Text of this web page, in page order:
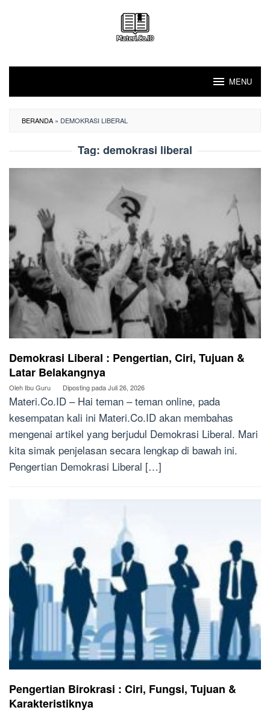
MENU
BERANDA » DEMOKRASI LIBERAL
Tag: demokrasi liberal
Demokrasi Liberal : Pengertian, Ciri, Tujuan &
Latar Belakangnya
Oleh Ibu Guru Diposting padaJuli 26, 2026
Materi.Co.ID – Hai teman – teman online, pada
kesempatan kali ini Materi.Co.ID akan membahas
mengenai artikel yang berjudul Demokrasi Liberal. Mari
kita simak penjelasan secara lengkap di bawah ini.
Pengertian Demokrasi Liberal […]
Pengertian Birokrasi : Ciri, Fungsi, Tujuan &
Karakteristiknya